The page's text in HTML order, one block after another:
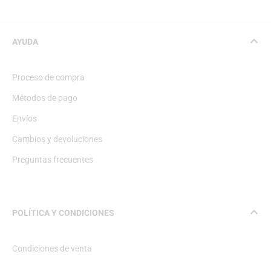
AYUDA
Proceso de compra
Métodos de pago
Envíos
Cambios y devoluciones
Preguntas frecuentes
POLÍTICA Y CONDICIONES
Condiciones de venta